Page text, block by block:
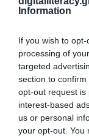
Information
If you wish to
processing of
targeted
section to
opt-out request is
interest-based
us or personal
your opt-out. You